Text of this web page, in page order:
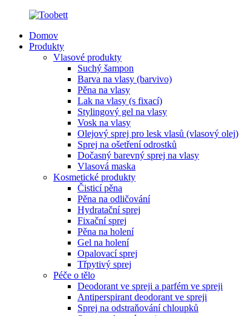
Domov
Produkty
Vlasové produkty
Suchý šampon
Barva na vlasy (barvivo)
Pěna na vlasy
Lak na vlasy (s fixací)
Stylingový gel na vlasy
Vosk na vlasy
Olejový sprej pro lesk vlasů (vlasový olej)
Sprej na ošetření odrostků
Dočasný barevný sprej na vlasy
Vlasová maska
Kosmetické produkty
Čisticí pěna
Pěna na odličování
Hydratační sprej
Fixační sprej
Pěna na holení
Gel na holení
Opalovací sprej
Třpytivý sprej
Péče o tělo
Deodorant ve spreji a parfém ve spreji
Antiperspirant deodorant ve spreji
Sprej na odstraňování chloupků